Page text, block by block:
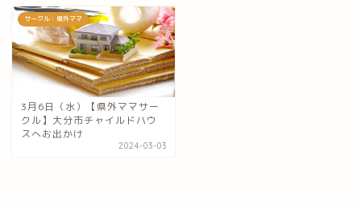
サークル：県外ママ
3月6日（水）【県外ママサー
クル】大分市チャイルドハウ
スへお出かけ
2024-03-03